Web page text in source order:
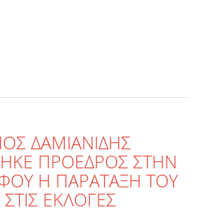
ΔΑΜΙΑΝΙΔΗΣ
ΠΡΟΕΔΡΟΣ ΣΤΗΝ
Η ΠΑΡΑΤΑΞΗ ΤΟΥ
ΕΚΛΟΓΕΣ